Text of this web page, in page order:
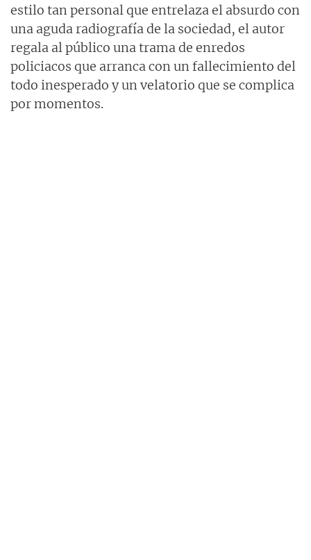
estilo tan personal que entrelaza el absurdo con
una aguda radiografía de la sociedad, el autor
regala al público una trama de enredos
policiacos que arranca con un fallecimiento del
todo inesperado y un velatorio que se complica
por momentos.